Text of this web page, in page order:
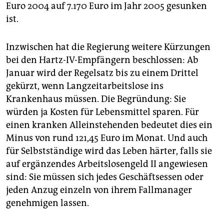
Euro 2004 auf 7.170 Euro im Jahr 2005 gesunken
ist.
Inzwischen hat die Regierung weitere Kürzungen
bei den Hartz-IV-Empfängern beschlossen: Ab
Januar wird der Regelsatz bis zu einem Drittel
gekürzt, wenn Langzeitarbeitslose ins
Krankenhaus müssen. Die Begründung: Sie
würden ja Kosten für Lebensmittel sparen. Für
einen kranken Alleinstehenden bedeutet dies ein
Minus von rund 121,45 Euro im Monat. Und auch
für Selbstständige wird das Leben härter, falls sie
auf ergänzendes Arbeitslosengeld II angewiesen
sind: Sie müssen sich jedes Geschäftsessen oder
jeden Anzug einzeln von ihrem Fallmanager
genehmigen lassen.